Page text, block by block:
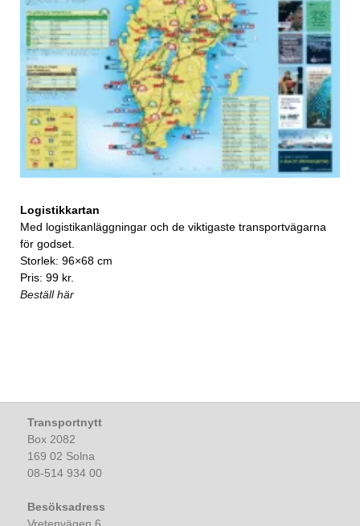
Logistikkartan
Med logistikanläggningar och de viktigaste transportvägarna
för godset.
Storlek: 96×68 cm
Pris: 99 kr.
Beställ här
Transportnytt
Box 2082
169 02 Solna
08-514 934 00
Besöksadress